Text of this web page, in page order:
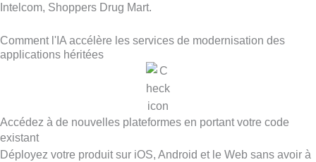
Intelcom, Shoppers Drug Mart.
Comment l'IA accélère les services de modernisation des
applications héritées
Accédez à de nouvelles plateformes en portant votre code
existant
Déployez votre produit sur iOS, Android et le Web sans avoir à